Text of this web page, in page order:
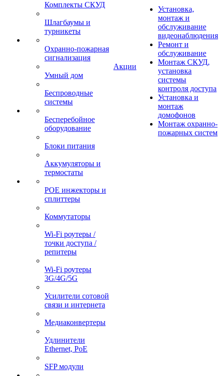
Комплекты СКУД
Шлагбаумы и
турникеты
Охранно-пожарная
сигнализация
Умный дом
Беспроводные
системы
Бесперебойное
оборудование
Блоки питания
Аккумуляторы и
термостаты
POE инжекторы и
сплиттеры
Коммутаторы
Wi-Fi роутеры /
точки доступа /
репитеры
Wi-Fi роутеры
3G/4G/5G
Усилители сотовой
связи и интернета
Медиаконвертеры
Удлинители
Ethernet, PoE
SFP модули
Акции
Установка,
монтаж и
обслуживание
видеонаблюдения
Ремонт и
обслуживание
Монтаж СКУД,
установка
системы
контроля доступа
Установка и
монтаж
домофонов
Монтаж охранно-
пожарных систем